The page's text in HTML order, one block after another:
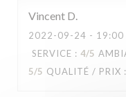
Vincent D
2022-09-24 - 19:00
SERVICE : 4/5
5/5 QUALITÉ / PRIX :